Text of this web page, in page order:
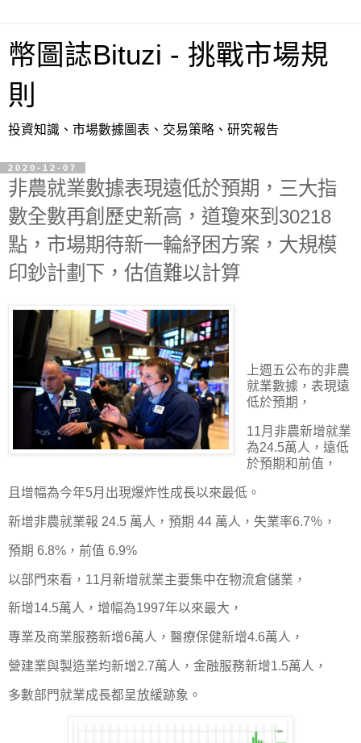
幣圖誌Bituzi - 挑戰市場規
則
投資知識、市場數據圖表、交易策略、研究報告
2020-12-07
非農就業數據表現遠低於預期，三大指
數全數再創歷史新高，道瓊來到30218
點，市場期待新一輪紓困方案，大規模
印鈔計劃下，估值難以計算
上週五公布的非農
就業數據，表現遠
低於預期，
11月非農新增就業
為24.5萬人，遠低
於預期和前值，
且增幅為今年5月出現爆炸性成長以來最低。
新增非農就業報 24.5 萬人，預期 44 萬人，失業率6.7％，
預期 6.8%，前值 6.9%
以部門來看，11月新增就業主要集中在物流倉儲業，
新增14.5萬人，增幅為1997年以來最大，
專業及商業服務新增6萬人，醫療保健新增4.6萬人，
營建業與製造業均新增2.7萬人，金融服務新增1.5萬人，
多數部門就業成長都呈放緩跡象。